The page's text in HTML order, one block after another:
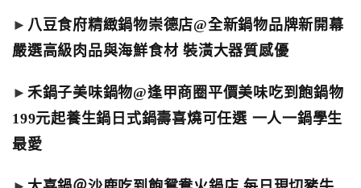
► 八豆食府精緻鍋物崇德店@全新鍋物品牌新開幕
嚴選高級肉品與海鮮食材 裝潢大器質感優
► 禾鍋子美味鍋物@逢甲商圈平價美味吃到飽鍋物
199元起養生鍋日式鍋壽喜燒可任選 一人一鍋學生
最愛